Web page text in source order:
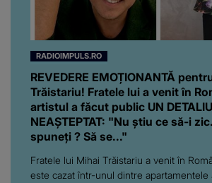
RADIOIMPULS.RO
REVEDERE EMOȚIONANTĂ
Trăistariu! Fratele lui a venit în
artistul a făcut public UN DETALIU
NEAȘTEPTAT: "Nu știu ce să-i
spuneți ? Să se..."
Fratele lui Mihai Trăistariu a venit în
este cazat într-unul dintre apartamentele